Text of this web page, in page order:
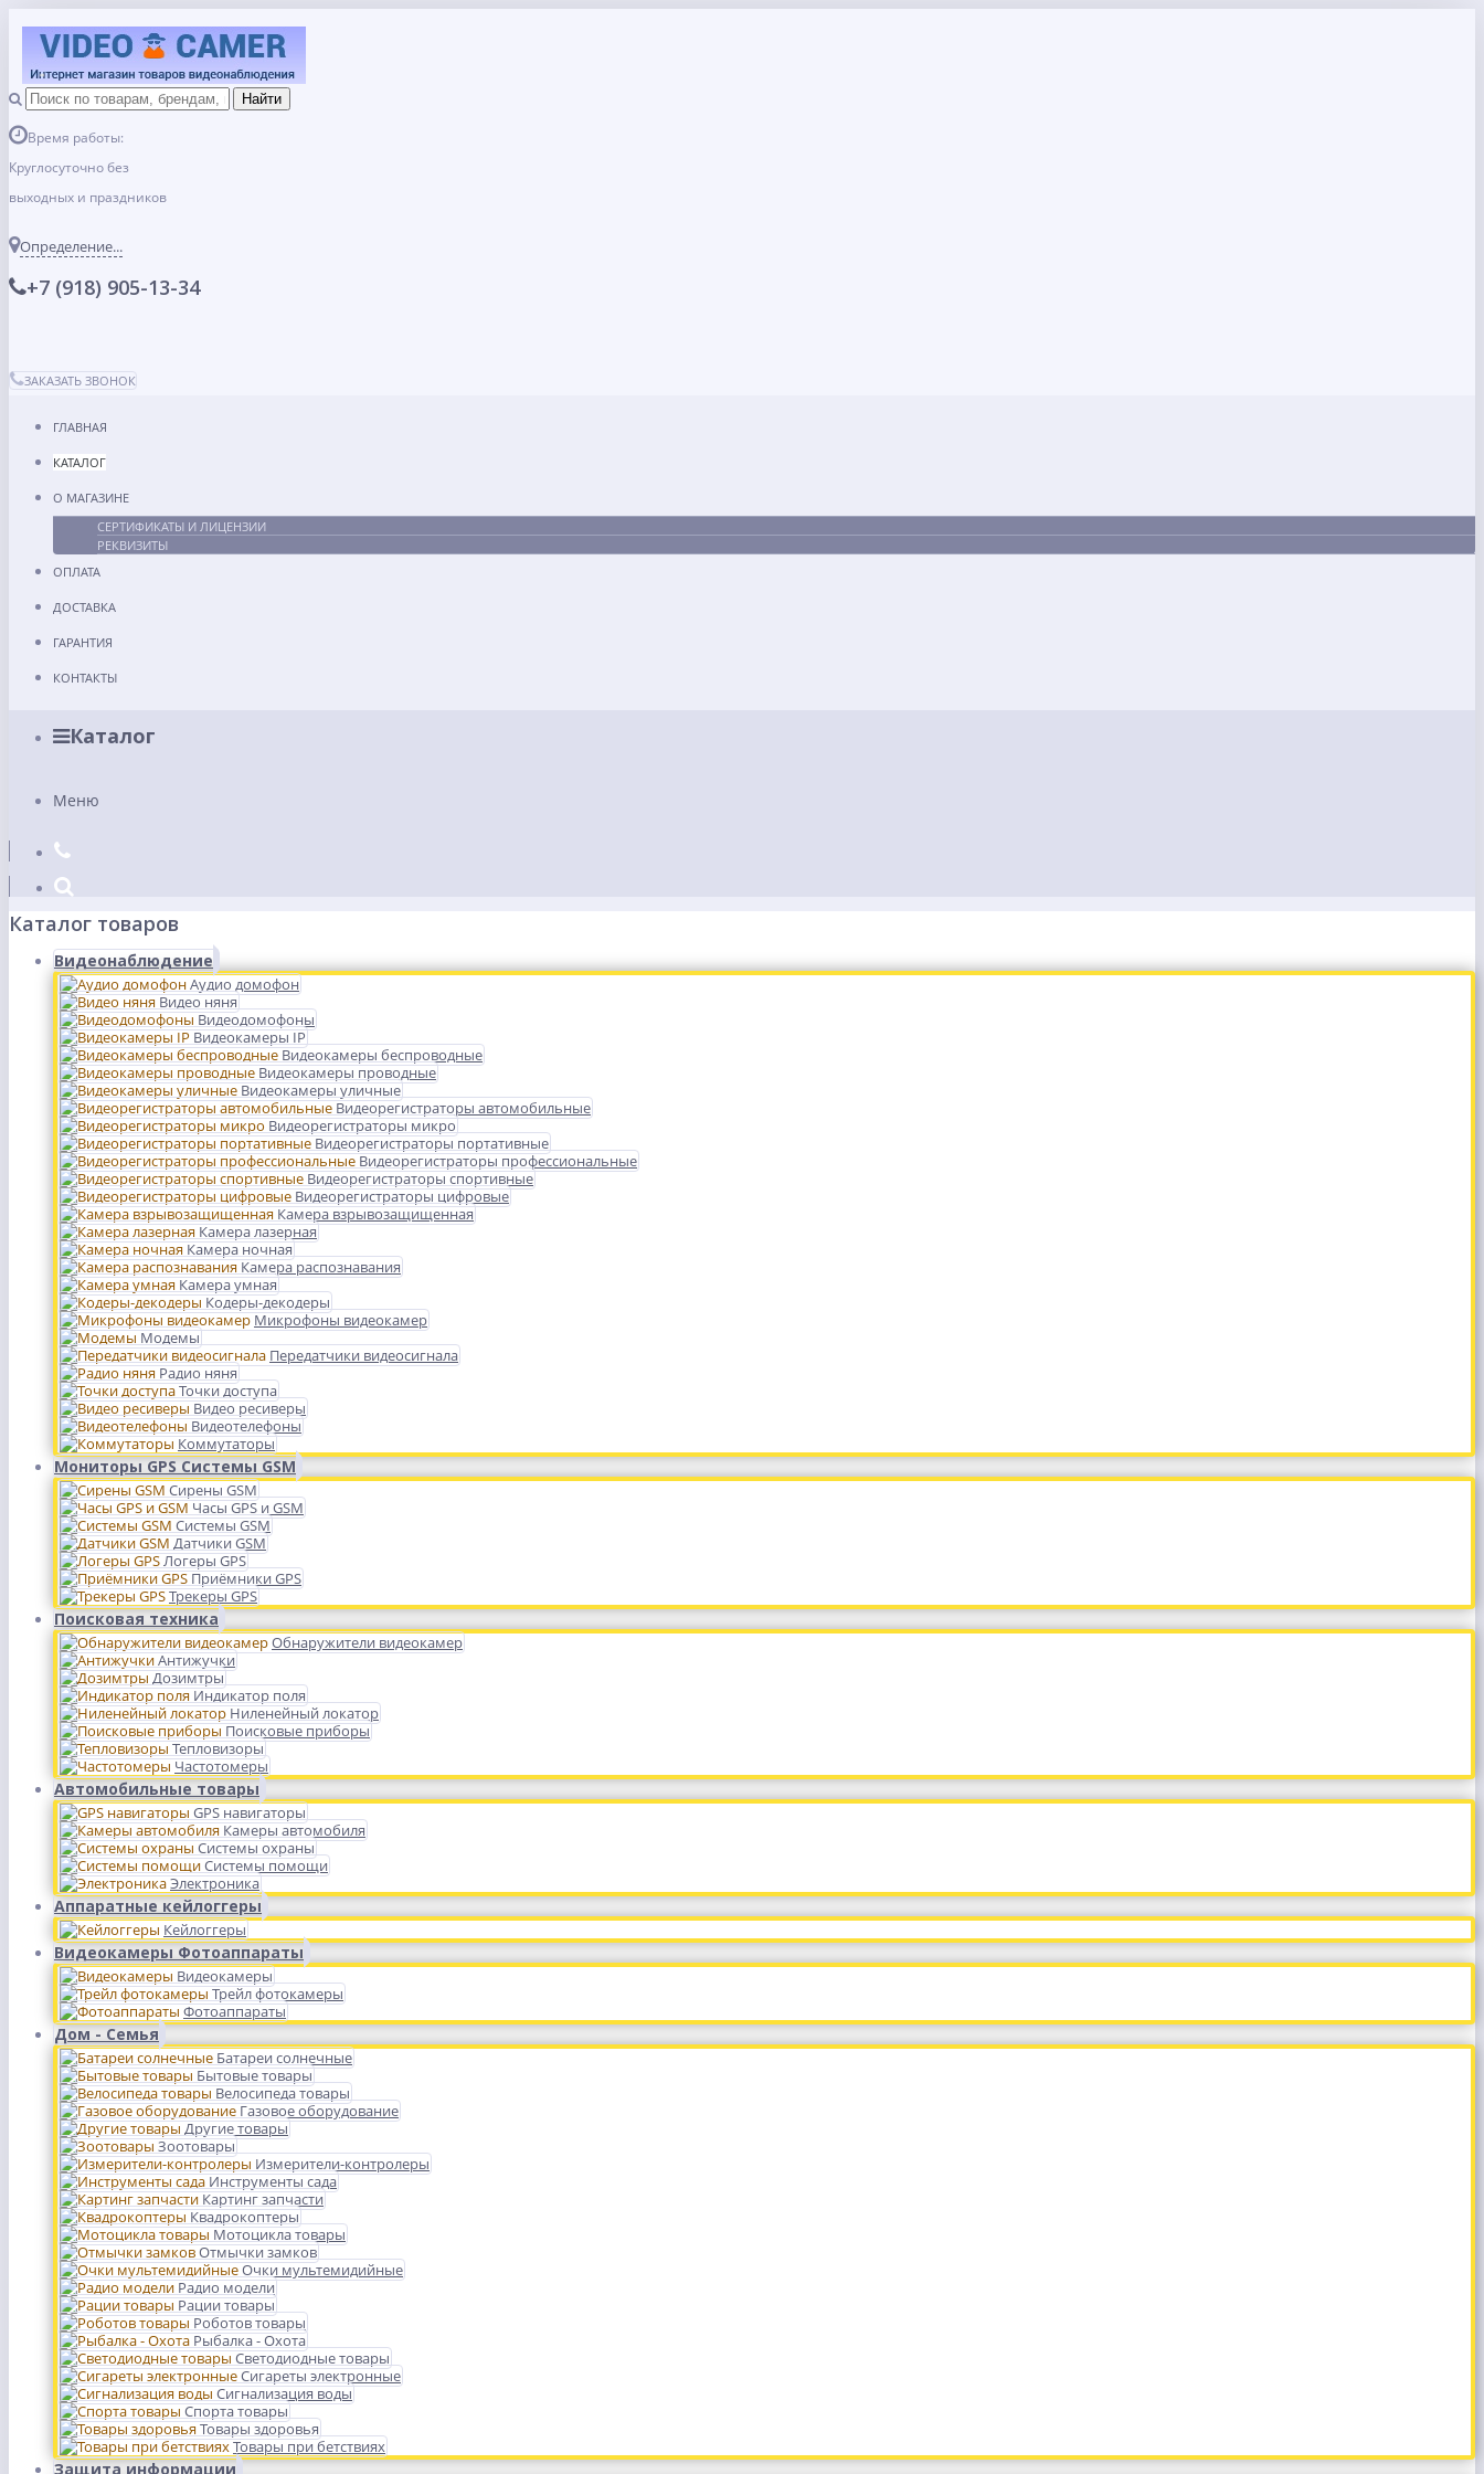
Время работы:
Круглосуточно без
выходных и праздников
Определение...
+7 (918) 905-13-34
ЗАКАЗАТЬ ЗВОНОК
ГЛАВНАЯ
КАТАЛОГ
О МАГАЗИНЕ
СЕРТИФИКАТЫ И ЛИЦЕНЗИИ
РЕКВИЗИТЫ
ОПЛАТА
ДОСТАВКА
ГАРАНТИЯ
КОНТАКТЫ
Каталог
Меню
Каталог товаров
Видеонаблюдение
Аудио домофон
Видео няня
Видеодомофоны
Видеокамеры IP
Видеокамеры беспроводные
Видеокамеры проводные
Видеокамеры уличные
Видеорегистраторы автомобильные
Видеорегистраторы микро
Видеорегистраторы портативные
Видеорегистраторы профессиональные
Видеорегистраторы спортивные
Видеорегистраторы цифровые
Камера взрывозащищенная
Камера лазерная
Камера ночная
Камера распознавания
Камера умная
Кодеры-декодеры
Микрофоны видеокамер
Модемы
Передатчики видеосигнала
Радио няня
Точки доступа
Видео ресиверы
Видеотелефоны
Коммутаторы
Мониторы GPS Системы GSM
Сирены GSM
Часы GPS и GSM
Системы GSM
Датчики GSM
Логеры GPS
Приёмники GPS
Трекеры GPS
Поисковая техника
Обнаружители видеокамер
Антижучки
Дозимтры
Индикатор поля
Ниленейный локатор
Поисковые приборы
Тепловизоры
Частотомеры
Автомобильные товары
GPS навигаторы
Камеры автомобиля
Системы охраны
Системы помощи
Электроника
Аппаратные кейлоггеры
Кейлоггеры
Видеокамеры Фотоаппараты
Видеокамеры
Трейл фотокамеры
Фотоаппараты
Дом - Семья
Батареи солнечные
Бытовые товары
Велосипеда товары
Газовое оборудование
Другие товары
Зоотовары
Измерители-контролеры
Инструменты сада
Картинг запчасти
Квадрокоптеры
Мотоцикла товары
Отмычки замков
Очки мультемидийные
Радио модели
Рации товары
Роботов товары
Рыбалка - Охота
Светодиодные товары
Сигареты электронные
Сигнализация воды
Спорта товары
Товары здоровья
Товары при бетствиях
Защита информации